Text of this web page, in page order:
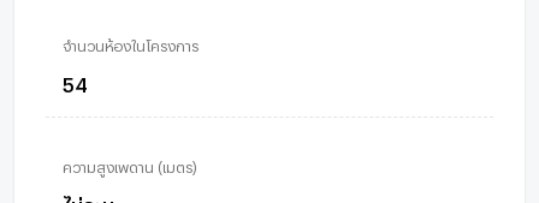
จำนวนห้องในโครงการ
54
ความสูงเพดาน (เมตร)